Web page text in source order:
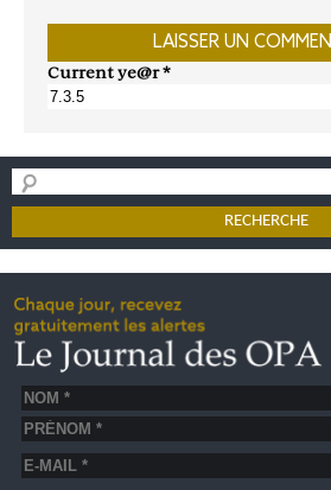
Current ye@r*